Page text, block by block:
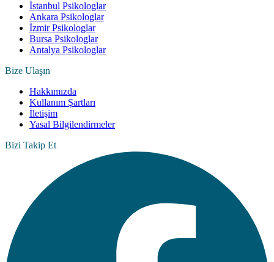
İstanbul Psikologlar
Ankara Psikologlar
İzmir Psikologlar
Bursa Psikologlar
Antalya Psikologlar
Bize Ulaşın
Hakkımızda
Kullanım Şartları
İletişim
Yasal Bilgilendirmeler
Bizi Takip Et